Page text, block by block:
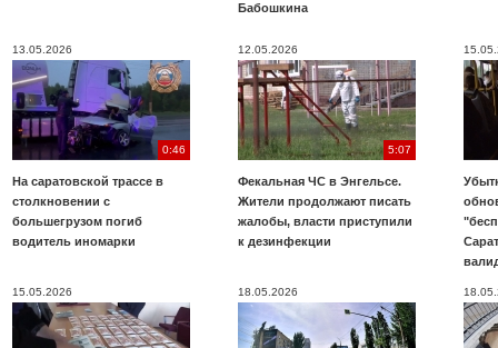
Бабошкина
13.05.2026
0:46
На саратовской трассе в
столкновении с
большегрузом погиб
водитель иномарки
12.05.2026
5:07
Фекальная ЧС в Энгельсе.
Жители продолжают писать
жалобы, власти приступили
к дезинфекции
15.05.2026 18.05.2026